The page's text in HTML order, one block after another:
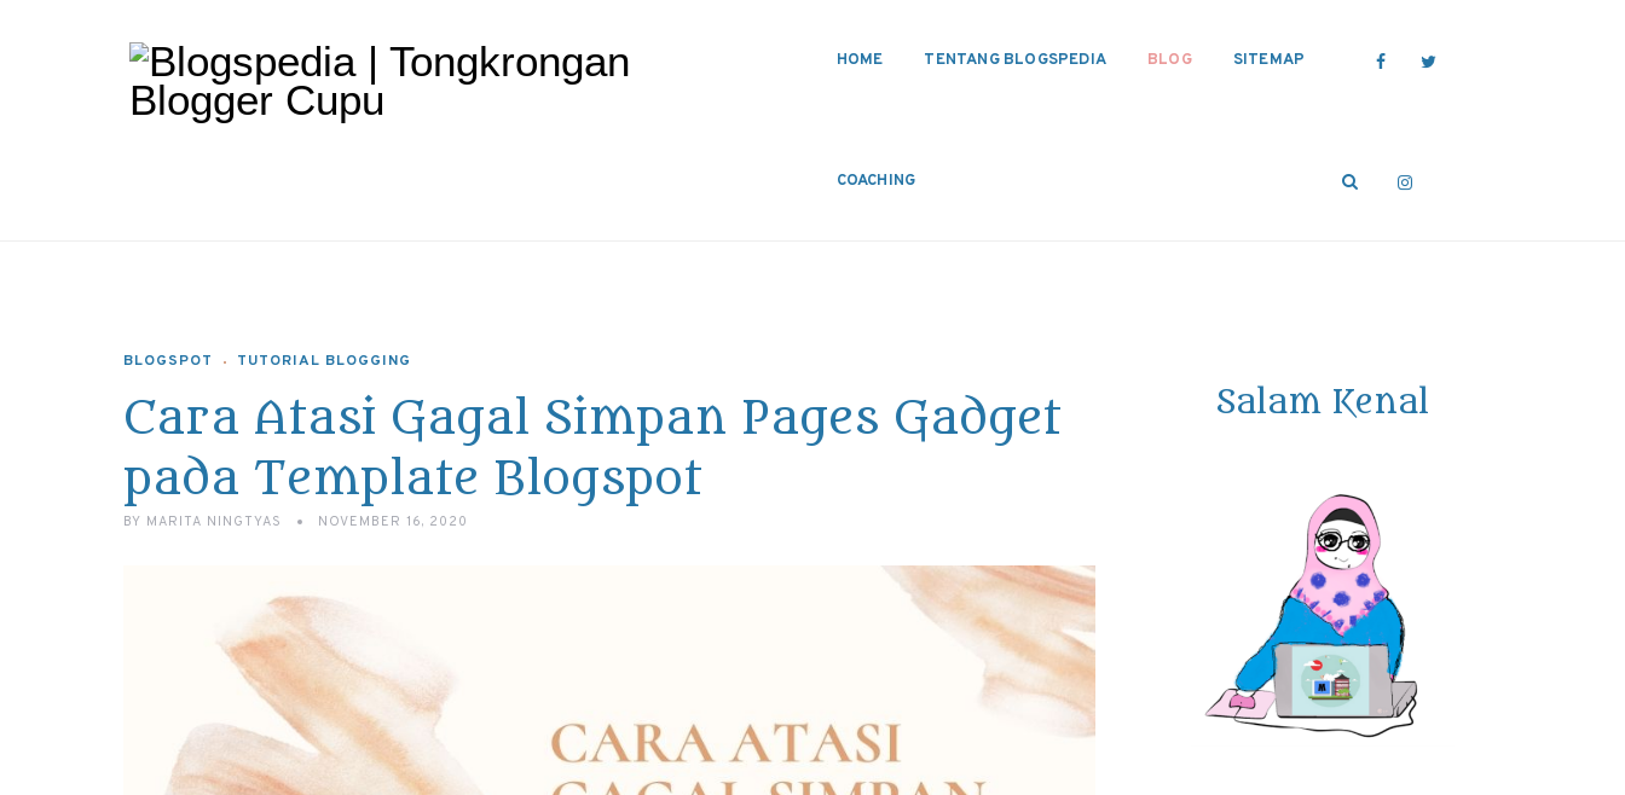
HOME TENTANG BLOGSPEDIA BLOG SITEMAP
COACHING
BLOGSPOT TUTORIAL BLOGGING
Cara Atasi Gagal Simpan Pages Gadget
pada Template Blogspot
BY MARITA NINGTYAS NOVEMBER 16, 2020
Salam Kenal